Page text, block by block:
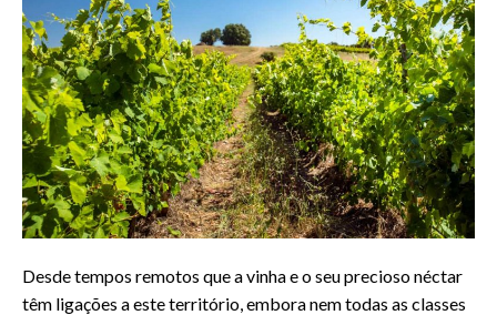
Desde tempos remotos que a vinha e o seu precioso néctar
têm ligações a este território, embora nem todas as classes